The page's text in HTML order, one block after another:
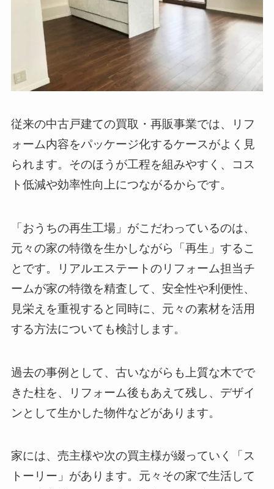
従来の中古戸建ての買取・再販事業では、リフ
ォーム内容をパッケージ化するケースがよく見
られます。そのほうが工程を組みやすく、コス
ト低減や効率性向上につながるからです。
「おうちの再生工場」がこだわっているのは、
元々の家の特徴を生かしながら「再生」するこ
とです。リアルエステートのリフォーム担当チ
ームが家の特徴を精査して、安全性や利便性、
見栄えを重視すると同時に、元々の素材を活用
する方法についても検討します。
過去の事例として、古いながらも上質な木でで
きた柱を、リフォーム後もあえて残し、デザイ
ンとして生かした物件などがあります。
家には、売主様や次の買主様が綴っていく「ス
トーリー」があります。元々その家で生活して